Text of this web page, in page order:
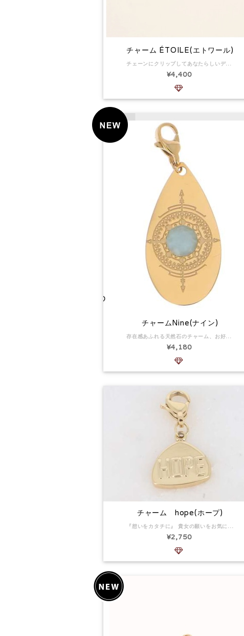
チャーム ÉTOILE(エトワール)
チェーンにクリップしてあなたらしいデザインを作ってみて！ チャームのサイズ：11 x 23 mm。 メダリオンの寸法：11 x 13 mm 淡水パール 淡水真珠は天然真珠なので、真珠ごとに大きさが異なる場合があります。 返品:可
¥4,400
チャームNine(ナイン)
存在感あふれる天然石のチャーム、お好きなチェーンにONしてみて！ チャームサイズ：16 x 39 mm。 メダリオンサイズ：16×30mm サージカルステンレス ゴールドカラー 14kgf 天然石 天然石のため石こどに色が変わります。 返品:可 サージカルステンレス(医療用ステンレス)は、金属アレルギーのある方も安心安全にご使用いただける素材です（稀に例外もありますのでかゆみなど感じた場合ご自身でご判断ください)
¥4,180
チャーム hope(ホープ)
『想いをカタチに』 貴女の願いをお気に入りのチェーンにオンして！ チャームのサイズ:12㍉✖️10ﾐﾘ サージカルステンレス 返品:可
¥2,750